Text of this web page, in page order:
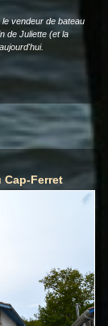
vendeur de bateau
de Juliette (et la
Cap-Ferret